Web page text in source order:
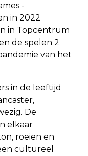
-
in 2022
in Topcentrum
de spelen 2
van het
in de leeftijd
De
elkaar
roeien en
cultureel